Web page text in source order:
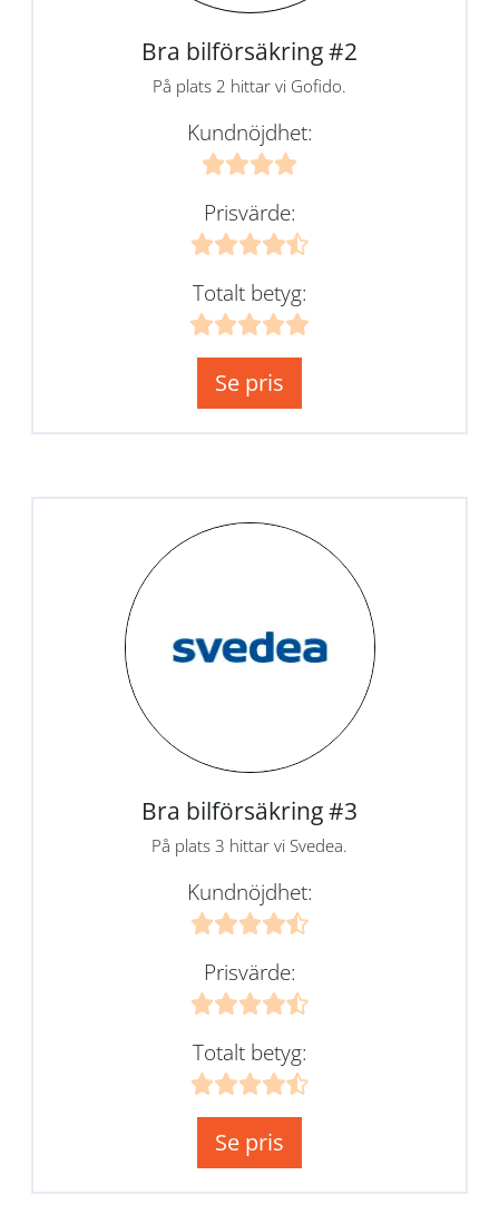
Bra bilförsäkring #2
På plats 2 hittar vi Gofido.
Kundnöjdhet:
Prisvärde:
Totalt betyg:
Se pris
Bra bilförsäkring #3
På plats 3 hittar vi Svedea.
Kundnöjdhet:
Prisvärde:
Totalt betyg:
Se pris